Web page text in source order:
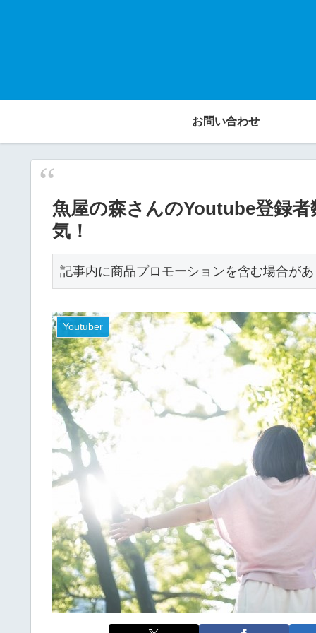
お問い合わせ
魚屋の森さんのYoutube登録
気！
記事内に商品プロモーションを含む場合が
Youtuber